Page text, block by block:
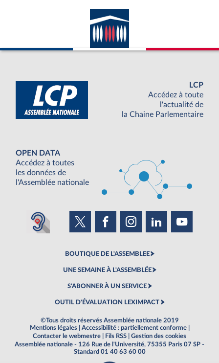
LCP
Accédez à toute
l'actualité de
la Chaine Parlementaire
OPEN DATA
Accédez à toutes
les données de
l'Assemblée nationale
BOUTIQUE DE L'ASSEMBLEE
UNE SEMAINE À L'ASSEMBLÉE
S'ABONNER À UN SERVICE
OUTIL D'ÉVALUATION LEXIMPACT
©Tous droits réservés Assemblée nationale 2019
Mentions légales
Accessibilité : partiellement conforme
Contacter le webmestre
Fils RSS
Gestion des cookies
Assemblée nationale - 126 Rue de l'Université, 75355 Paris 07 SP -
Standard 01 40 63 60 00